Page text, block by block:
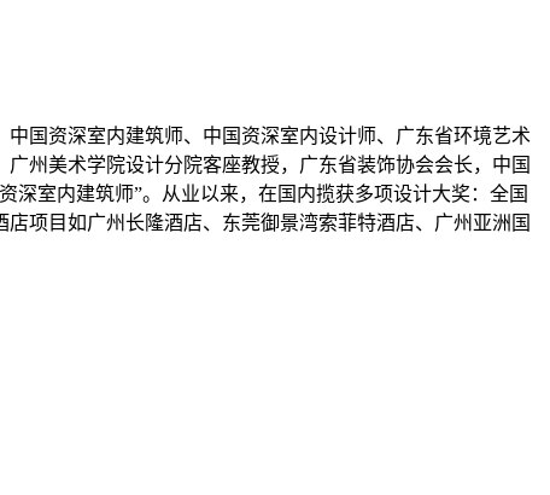
国资深室内建筑师、中国资深室内设计师、广东省环境艺术
州美术学院设计分院客座教授，广东省装饰协会会长，中国
深室内建筑师”。从业以来，在国内揽获多项设计大奖：全国
项目如广州长隆酒店、东莞御景湾索菲特酒店、广州亚洲国